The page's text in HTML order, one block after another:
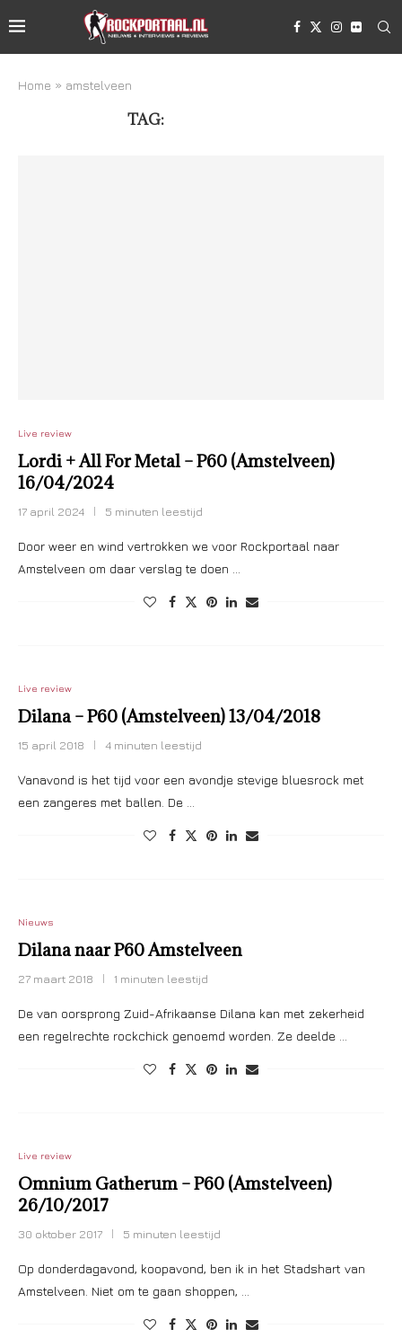
Home » amstelveen
TAG:
Live review
Lordi + All For Metal – P60 (Amstelveen)
16/04/2024
17 april 2024 5 minuten leestijd
Door weer en wind vertrokken we voor Rockportaal naar
Amstelveen om daar verslag te doen …
Live review
Dilana – P60 (Amstelveen) 13/04/2018
15 april 2018 4 minuten leestijd
Vanavond is het tijd voor een avondje stevige bluesrock met
een zangeres met ballen. De …
Nieuws
Dilana naar P60 Amstelveen
27 maart 2018 1 minuten leestijd
De van oorsprong Zuid-Afrikaanse Dilana kan met zekerheid
een regelrechte rockchick genoemd worden. Ze deelde …
Live review
Omnium Gatherum – P60 (Amstelveen)
26/10/2017
30 oktober 2017 5 minuten leestijd
Op donderdagavond, koopavond, ben ik in het Stadshart van
Amstelveen. Niet om te gaan shoppen, …